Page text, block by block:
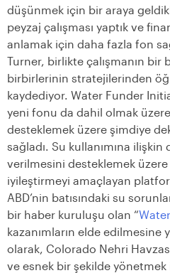
düşünmek için bir araya
peyzaj çalışması yaptık ve
anlamak için daha fazla fon
Turner, birlikte çalışmanın bir
birbirlerinin stratejilerinden
kaydediyor. Water Funder
yeni fonu da dahil olmak
desteklemek üzere şimdiye
sağladı. Su kullanımına ilişkin
verilmesini desteklemek
iyileştirmeyi amaçlayan
ABD’nin batısındaki su
bir haber kuruluşu olan “
kazanımların elde edilmesine
olarak, Colorado Nehri
ve esnek bir şekilde